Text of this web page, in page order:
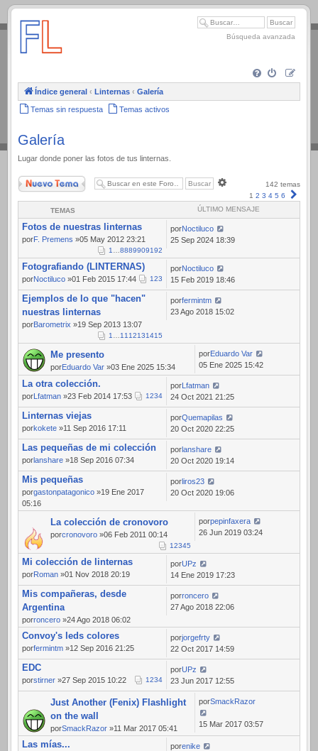
.
Búsqueda avanzada
Índice general ‹ Linternas ‹ Galería
Temas sin respuesta Temas activos
Galería
Lugar donde poner las fotos de tus linternas.
Nuevo Tema
avanzada
142 temas
1 2 3 4 5 6
TEMAS ÚLTIMO MENSAJE
Fotos de nuestras linternas
porF. Premens »05 May 2012 23:21
1 8889909192
porNoctiluco
25 Sep 2024 18:39
Fotografiando (LINTERNAS)
porNoctiluco »01 Feb 2015 17:44 123
porNoctiluco
15 Feb 2019 18:46
Ejemplos de lo que "hacen"
nuestras linternas
porBarometrix »19 Sep 2013 13:07
1 11 12131415
porfermintm
23 Ago 2018 15:02
Me presento
porEduardo Var »03 Ene 2025 15:34
porEduardo Var
05 Ene 2025 15:42
La otra colección.
porLfatman »23 Feb 2014 17:53 1234
porLfatman
24 Oct 2021 21:25
Linternas viejas
porkokete »11 Sep 2016 17:11
porQuemapilas
20 Oct 2020 22:25
Las pequeñas de mi colección
porlanshare »18 Sep 2016 07:34
porlanshare
20 Oct 2020 19:14
Mis pequeñas
porgastonpatagonico »19 Ene 2017
05:16
porliros23
20 Oct 2020 19:06
La colección de cronovoro
porcronovoro »06 Feb 2011 00:14
12345
porpepinfaxera
26 Jun 2019 03:24
Mi colección de linternas
porRoman »01 Nov 2018 20:19
porUPz
14 Ene 2019 17:23
Mis compañeras, desde
Argentina
porroncero »24 Ago 2018 06:02
porroncero
27 Ago 2018 22:06
Convoy's leds colores
porfermintm »12 Sep 2016 21:25
porjorgefrty
22 Oct 2017 14:59
EDC
porstirner »27 Sep 2015 10:22 1234
porUPz
23 Jun 2017 12:55
Just Another (Fenix) Flashlight
on the wall
porSmackRazor »11 Mar 2017 05:41
porSmackRazor
15 Mar 2017 03:57
Las mías... porenike